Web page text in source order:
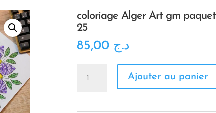
coloriage Alger Art gm
25
د.ج 85,00
Ajouter au panier